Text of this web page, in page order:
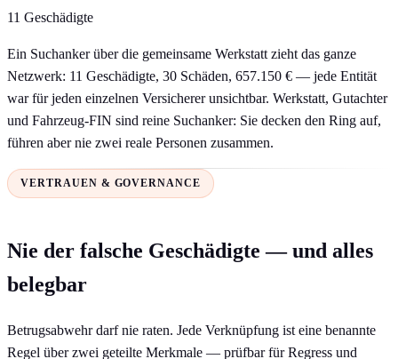
11 Geschädigte
Ein Suchanker über die gemeinsame Werkstatt zieht das ganze
Netzwerk: 11 Geschädigte, 30 Schäden, 657.150 € — jede Entität
war für jeden einzelnen Versicherer unsichtbar. Werkstatt, Gutachter
und Fahrzeug-FIN sind reine Suchanker: Sie decken den Ring auf,
führen aber nie zwei reale Personen zusammen.
VERTRAUEN & GOVERNANCE
Nie der falsche Geschädigte — und alles
belegbar
Betrugsabwehr darf nie raten. Jede Verknüpfung ist eine benannte
Regel über zwei geteilte Merkmale — prüfbar für Regress und